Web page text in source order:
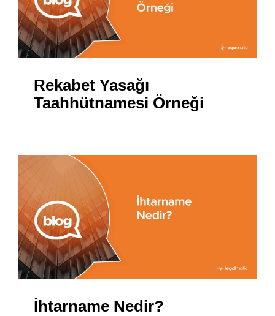
Rekabet Yasağı
Taahhütnamesi Örneği
İhtarname Nedir?